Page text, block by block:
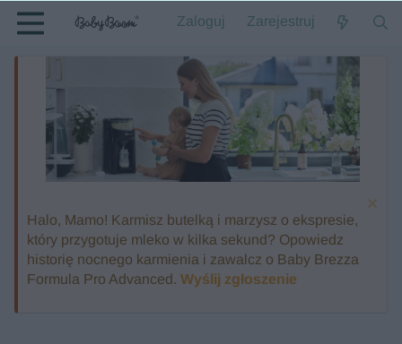
Zaloguj Zarejestruj
Halo, Mamo! Karmisz butelką i marzysz o ekspresie,
który przygotuje mleko w kilka sekund? Opowiedz
historię nocnego karmienia i zawalcz o Baby Brezza
Formula Pro Advanced. Wyślij zgłoszenie